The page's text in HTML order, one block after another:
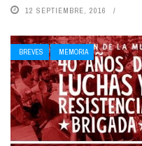
12 SEPTIEMBRE, 2016
BREVES MEMORIA